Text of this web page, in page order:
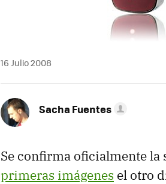
16 Julio 2008
Sacha Fuentes
Se confirma oficialmente la
primeras imágenes el otro